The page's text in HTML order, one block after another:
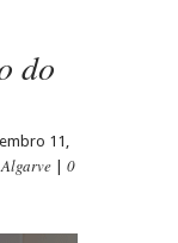
do
11,
0